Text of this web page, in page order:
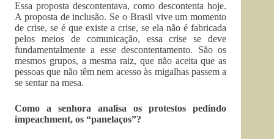
Essa proposta descontentava, como descontenta hoje.
A proposta de inclusão. Se o Brasil vive um momento
de crise, se é que existe a crise, se ela não é fabricada
pelos meios de comunicação, essa crise se deve
fundamentalmente a esse descontentamento. São os
mesmos grupos, a mesma raiz, que não aceita que as
pessoas que não têm nem acesso às migalhas passem a
se sentar na mesa.
Como a senhora analisa os protestos pedindo
impeachment, os “panelaços”?